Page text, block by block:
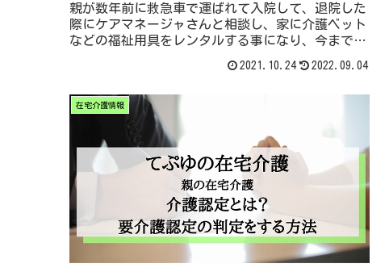
親が数年前に救急車で運ばれて入院して、退院した
際にケアマネージャさんと相談し、家に介護ベット
などの福祉用具をレンタルする事になり、今まで利
かけで福祉用具をレンタルをやめて、購入を選んだ
2021.10.24 2022.09.04
在宅介護情報